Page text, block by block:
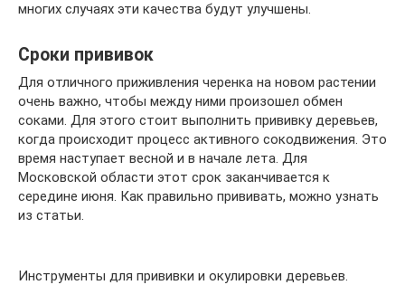
многих случаях эти качества будут улучшены.
Сроки прививок
Для отличного приживления черенка на новом растении
очень важно, чтобы между ними произошел обмен
соками. Для этого стоит выполнить прививку деревьев,
когда происходит процесс активного сокодвижения. Это
время наступает весной и в начале лета. Для
Московской области этот срок заканчивается к
середине июня. Как правильно прививать, можно узнать
из статьи.
Инструменты для прививки и окулировки деревьев.